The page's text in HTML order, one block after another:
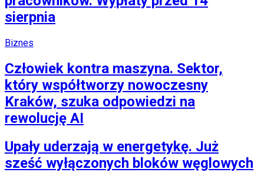
sierpnia
Biznes
Człowiek kontra maszyna. Sektor,
który współtworzy nowoczesny
Kraków, szuka odpowiedzi na
rewolucję AI
Upały uderzają w energetykę. Już
sześć wyłączonych bloków węglowych